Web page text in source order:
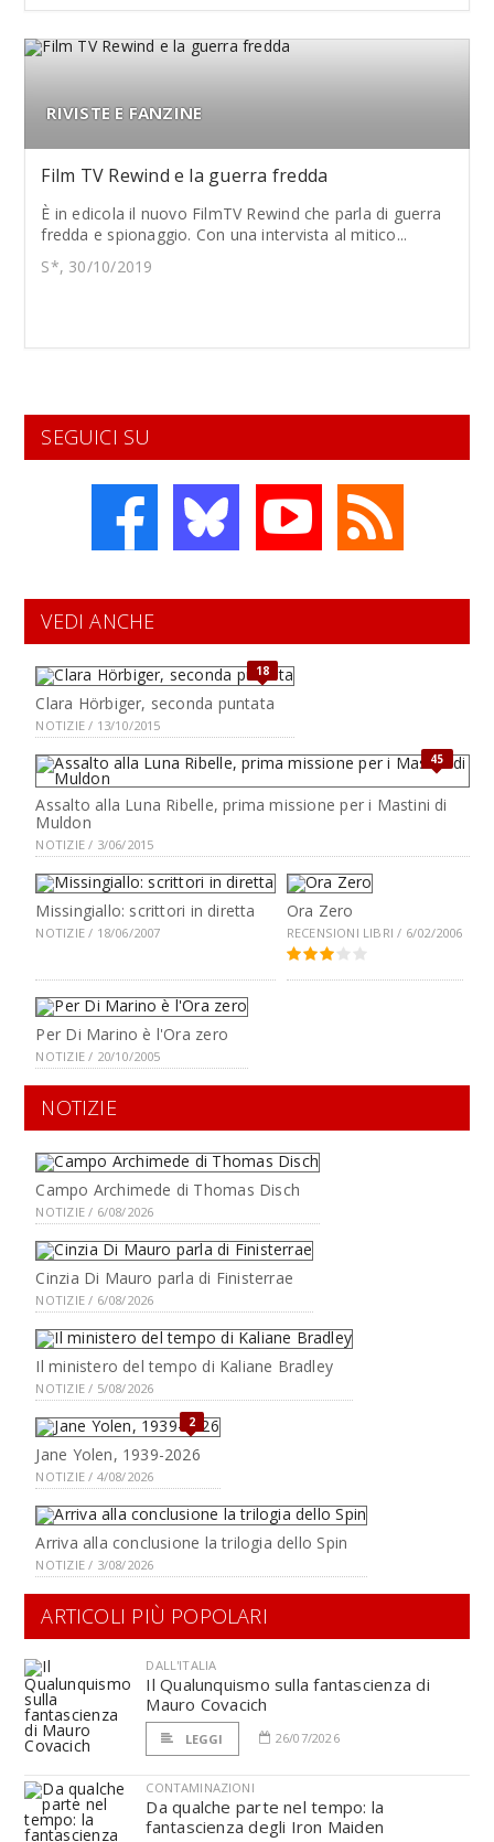
RIVISTE E FANZINE
Film TV Rewind e la guerra fredda
È in edicola il nuovo FilmTV Rewind che parla di guerra
fredda e spionaggio. Con una intervista al mitico...
S*, 30/10/2019
SEGUICI SU
VEDI ANCHE
18
Clara Hörbiger, seconda puntata
NOTIZIE / 13/10/2015
45
Assalto alla Luna Ribelle, prima missione per i Mastini di
Muldon
NOTIZIE / 3/06/2015
Missingiallo: scrittori in diretta
NOTIZIE / 18/06/2007
Ora Zero
RECENSIONI LIBRI / 6/02/2006
Per Di Marino è l'Ora zero
NOTIZIE / 20/10/2005
NOTIZIE
Campo Archimede di Thomas Disch
NOTIZIE / 6/08/2026
Cinzia Di Mauro parla di Finisterrae
NOTIZIE / 6/08/2026
Il ministero del tempo di Kaliane Bradley
NOTIZIE / 5/08/2026
2
Jane Yolen, 1939-2026
NOTIZIE / 4/08/2026
Arriva alla conclusione la trilogia dello Spin
NOTIZIE / 3/08/2026
ARTICOLI PIÙ POPOLARI
DALL'ITALIA
Il Qualunquismo sulla fantascienza di
Mauro Covacich
LEGGI 26/07/2026
CONTAMINAZIONI
Da qualche parte nel tempo: la
fantascienza degli Iron Maiden